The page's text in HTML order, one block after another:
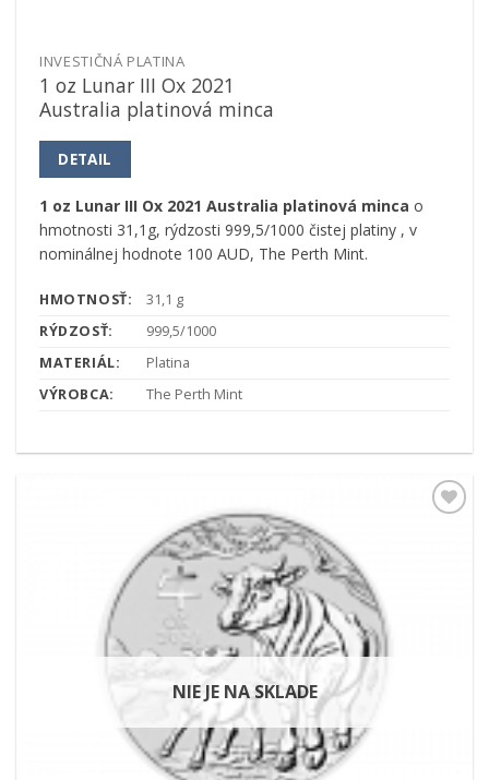
INVESTIČNÁ PLATINA
1 oz Lunar III Ox 2021
Australia platinová minca
DETAIL
1 oz Lunar III Ox 2021 Australia platinová minca o
hmotnosti 31,1g, rýdzosti 999,5/1000 čistej platiny , v
nominálnej hodnote 100 AUD, The Perth Mint.
HMOTNOSŤ:
31,1 g
RÝDZOSŤ:
999,5/1000
MATERIÁL:
Platina
VÝROBCA:
The Perth Mint
NIE JE NA SKLADE